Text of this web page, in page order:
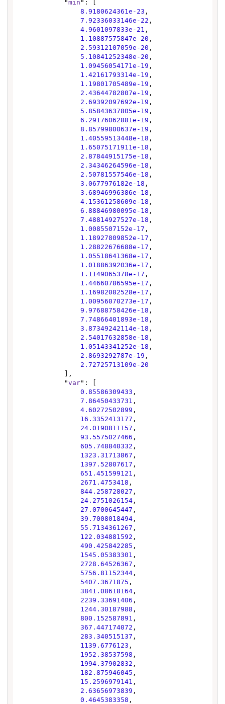
            "
min ": [
8.9180624361e-23 ,
7.92336033146e-22 ,
4.9601097833e-21 ,
1.10887575847e-20 ,
2.59312107059e-20 ,
5.10841252348e-20 ,
1.09456054171e-19 ,
1.42161793314e-19 ,
1.19801705489e-19 ,
2.43644782807e-19 ,
2.69392097692e-19 ,
5.85843637805e-19 ,
6.29176062881e-19 ,
8.85799800637e-19 ,
1.40559513448e-18 ,
1.65075171911e-18 ,
2.87844915175e-18 ,
2.34346264596e-18 ,
2.50781557546e-18 ,
3.0677976182e-18 ,
3.68946996386e-18 ,
4.15361258609e-18 ,
6.88846980095e-18 ,
7.48814927527e-18 ,
1.0085507152e-17 ,
1.18927809852e-17 ,
1.28822676688e-17 ,
1.05518641368e-17 ,
1.01886392036e-17 ,
1.1149065378e-17 ,
1.44660786595e-17 ,
1.16982082528e-17 ,
1.00956070273e-17 ,
9.97688758426e-18 ,
7.74866401893e-18 ,
3.87349242114e-18 ,
2.54017632858e-18 ,
1.05143341252e-18 ,
2.8693292787e-19 ,
2.72725713109e-20
            "
var": [
0.85586309433 ,
7.86450433731 ,
4.60272502899 ,
16.3352413177 ,
24.0190811157 ,
93.5575027466 ,
605.748840332 ,
1323.31713867 ,
1397.52807617 ,
651.451599121 ,
2671.4753418 ,
844.258728027 ,
24.2751026154 ,
27.0700645447 ,
39.7008018494 ,
55.7134361267 ,
122.034881592 ,
490.425842285 ,
1545.05383301 ,
2728.64526367 ,
5756.81152344 ,
5407.3671875 ,
3841.08618164 ,
2239.33691406 ,
1244.30187988 ,
800.152587891 ,
367.447174072 ,
283.340515137 ,
1139.6776123 ,
1952.38537598 ,
1994.37902832 ,
182.875946045 ,
15.2596979141 ,
2.63656973839 ,
0.4645383358 ,